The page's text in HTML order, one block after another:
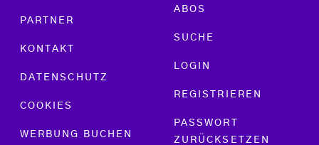
PARTNER
KONTAKT
DATENSCHUTZ
COOKIES
WERBUNG BUCHEN
ABOS
SUCHE
LOGIN
REGISTRIEREN
PASSWORT
ZURÜCKSETZEN